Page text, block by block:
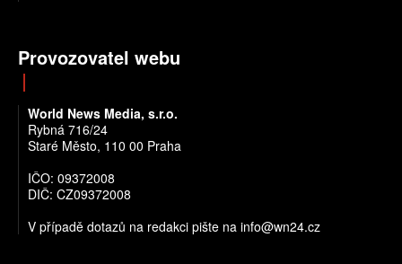
Provozovatel webu
World News Media, s.r.o.
Rybná 716/24
Staré Město, 110 00 Praha
IČO: 09372008
DIČ: CZ09372008
V případě dotazů na redakci pište na info@wn24.cz